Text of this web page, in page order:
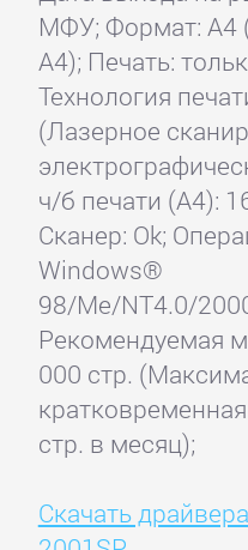
МФУ; Формат: A4
A4); Печать:
Технология
(Лазерное
ч/б печати (А4):
Сканер: Ok;
Windows®
98/Me/NT4.0/
Рекомендуемая
000 стр.
стр. в месяц);
Скачать